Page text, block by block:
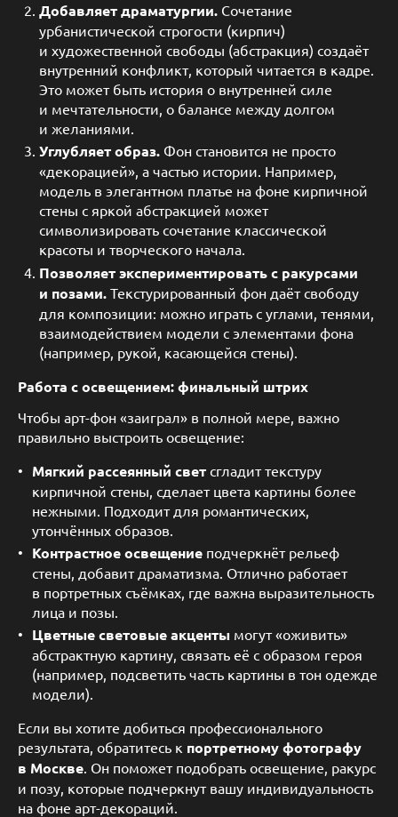
Добавляет драматургии. Сочетание
урбанистической строгости (кирпич)
и художественной свободы (абстракция) создаёт
внутренний конфликт, который читается в кадре.
Это может быть история о внутренней силе
и мечтательности, о балансе между долгом
и желаниями.
Углубляет образ. Фон становится не просто
«декорацией», а частью истории. Например,
модель в элегантном платье на фоне кирпичной
стены с яркой абстракцией может
символизировать сочетание классической
красоты и творческого начала.
Позволяет экспериментировать с ракурсами
и позами. Текстурированный фон даёт свободу
для композиции: можно играть с углами, тенями,
взаимодействием модели с элементами фона
(например, рукой, касающейся стены).
Работа с освещением: финальный штрих
Чтобы арт-фон «заиграл» в полной мере, важно
правильно выстроить освещение:
Мягкий рассеянный свет сгладит текстуру
кирпичной стены, сделает цвета картины более
нежными. Подходит для романтических,
утончённых образов.
Контрастное освещение подчеркнёт рельеф
стены, добавит драматизма. Отлично работает
в портретных съёмках, где важна выразительность
лица и позы.
Цветные световые акценты могут «оживить»
абстрактную картину, связать её с образом героя
(например, подсветить часть картины в тон одежде
модели).
Если вы хотите добиться профессионального
результата, обратитесь к портретному фотографу
в Москве . Он поможет подобрать освещение, ракурс
и позу, которые подчеркнут вашу индивидуальность
на фоне арт-декораций.